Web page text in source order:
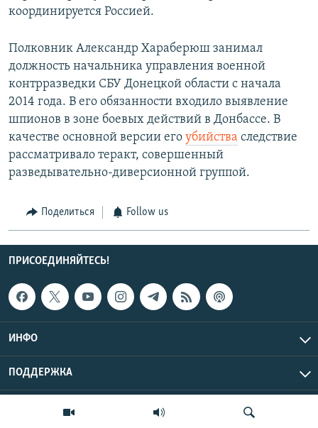
координируется Россией.
Полковник Александр Хараберюш занимал
должность начальника управления военной
контрразведки СБУ Донецкой области с начала
2014 года. В его обязанности входило выявление
шпионов в зоне боевых действий в Донбассе. В
качестве основной версии его убийства следствие
рассматривало теракт, совершенный
разведывательно-диверсионной группой.
Поделиться Follow us
ПРИСОЕДИНЯЙТЕСЬ!
ИНФО
ПОДДЕРЖКА
Эхо Кавказа © 2026 RFE/RL, Inc. | Все права защищены.